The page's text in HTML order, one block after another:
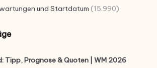
und Startdatum (15.990)
Tipp, Prognose & Quoten | WM 2026